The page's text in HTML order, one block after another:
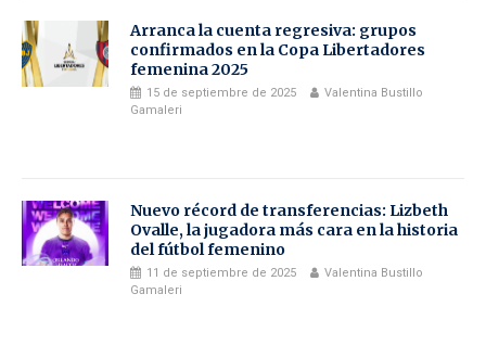
Arranca la cuenta regresiva: grupos
confirmados en la Copa Libertadores
femenina 2025
15 de septiembre de 2025
Valentina Bustillo
Gamaleri
Nuevo récord de transferencias: Lizbeth
Ovalle, la jugadora más cara en la historia
del fútbol femenino
11 de septiembre de 2025
Valentina Bustillo
Gamaleri